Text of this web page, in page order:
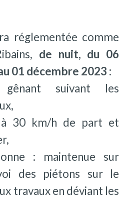
réglementée comme
de nuit, du 06
01 décembre 2023 :
gênant suivant les
à 30 km/h de part et
: maintenue sur
des piétons sur le
travaux en déviant les